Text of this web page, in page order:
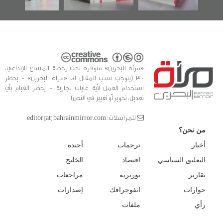
«مرآة البحرين» متوفرة تحت رخصة المشاع الإبداعي،
3.0 (يتوجب نسب المقال الى «مراة البحرين» - يحظر
استخدام العمل لأية غايات تجارية - يُحظر القيام بأي
تعديل، تحوير أو تغيير في النص)
للمراسلات: editor [at] bahrainmirror.com
من نحن؟
أخبار
التعليق السياسي
تقارير
حوارات
رأي
ترجمات
اقتصاد
بورتريه
انفوجرافك
ملفات
أجندة
الخليج
مراجعات
إصدارات